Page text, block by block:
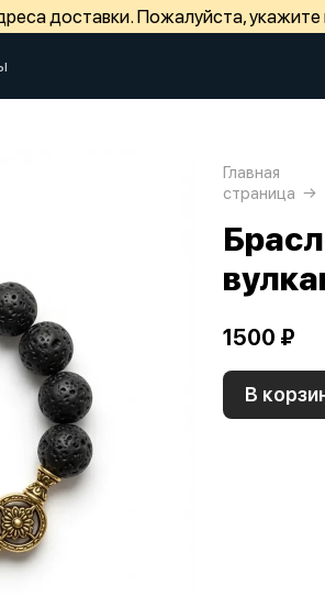
доставки. Пожалуйста,
Главная
страница
1500 ₽
В